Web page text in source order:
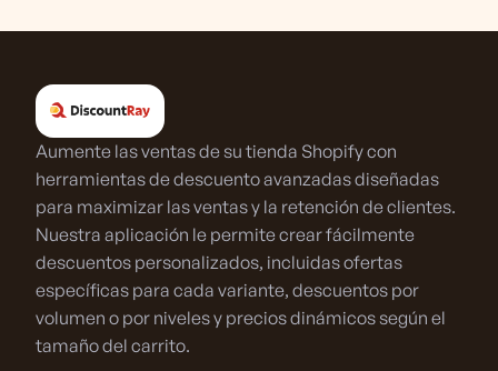
Aumente las ventas de su tienda Shopify con
herramientas de descuento avanzadas diseñadas
para maximizar las ventas y la retención de clientes.
Nuestra aplicación le permite crear fácilmente
descuentos personalizados, incluidas ofertas
específicas para cada variante, descuentos por
volumen o por niveles y precios dinámicos según el
tamaño del carrito.